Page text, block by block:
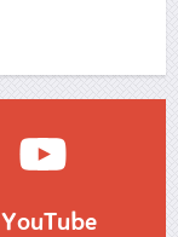
YouTube